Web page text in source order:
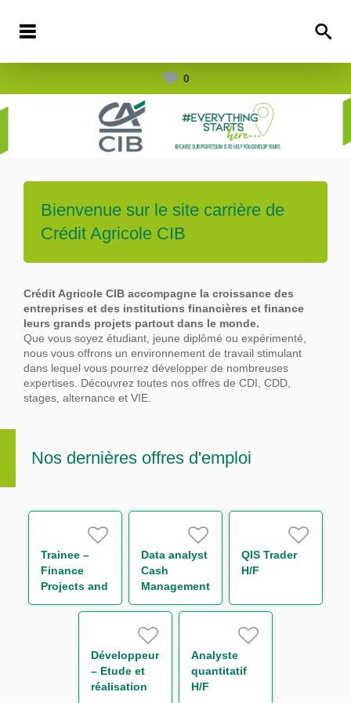
0
Bienvenue sur le site carrière de
Crédit Agricole CIB
Crédit Agricole CIB accompagne la croissance des
entreprises et des institutions financières et finance
leurs grands projets partout dans le monde.
Que vous soyez étudiant, jeune diplômé ou expérimenté,
nous vous offrons un environnement de travail stimulant
dans lequel vous pourrez développer de nombreuses
expertises. Découvrez toutes nos offres de CDI, CDD,
stages, alternance et VIE.
Nos dernières offres d'emploi
Trainee –
Finance
Projects and
Reporting
(One Year
Data analyst
Cash
Management
H/F
QIS Trader
H/F
Développeur
– Etude et
réalisation
Analyste
quantitatif
H/F